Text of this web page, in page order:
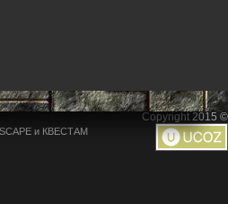
и КВЕСТАМ
Copyright 2015 ©